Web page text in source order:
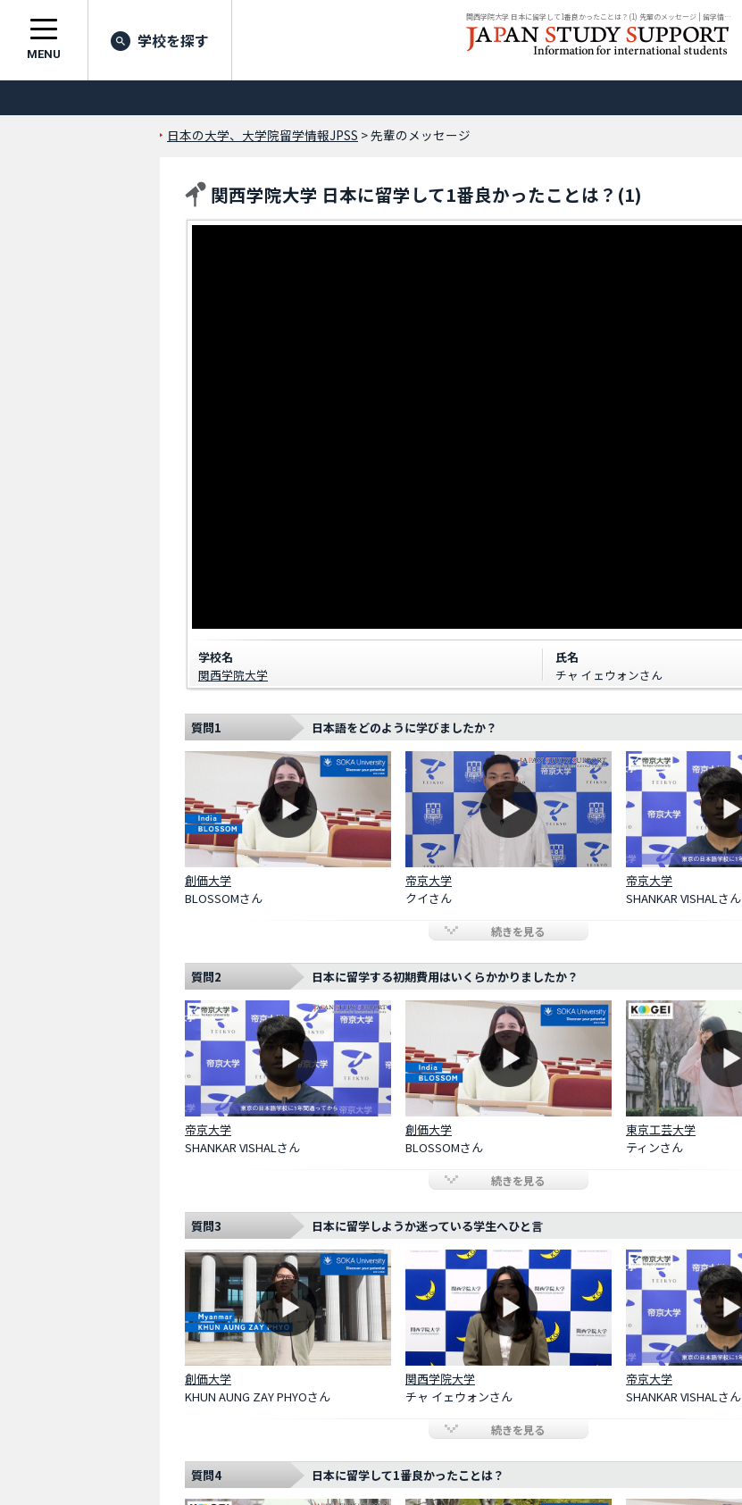
関西学院大学 日本に留学して1番良かったことは？(1) 先輩のメッセージ | 留学情報...
MENU
学校を探す
日本の大学、大学院留学情報JPSS > 先輩のメッセージ
関西学院大学 日本に留学して1番良かったことは？(1)
学校名
氏名
関西学院大学
チャ イェウォンさん
質問1 日本語をどのように学びましたか？
創価大学
BLOSSOMさん
帝京大学
クイさん
帝京大学
SHANKAR VISHALさん
続きを見る
質問2 日本に留学する初期費用はいくらかかりましたか？
帝京大学
SHANKAR VISHALさん
創価大学
BLOSSOMさん
東京工芸大学
ティンさん
続きを見る
質問3 日本に留学しようか迷っている学生へひと言
創価大学
KHUN AUNG ZAY PHYOさん
関西学院大学
チャ イェウォンさん
帝京大学
SHANKAR VISHALさん
続きを見る
質問4 日本に留学して1番良かったことは？